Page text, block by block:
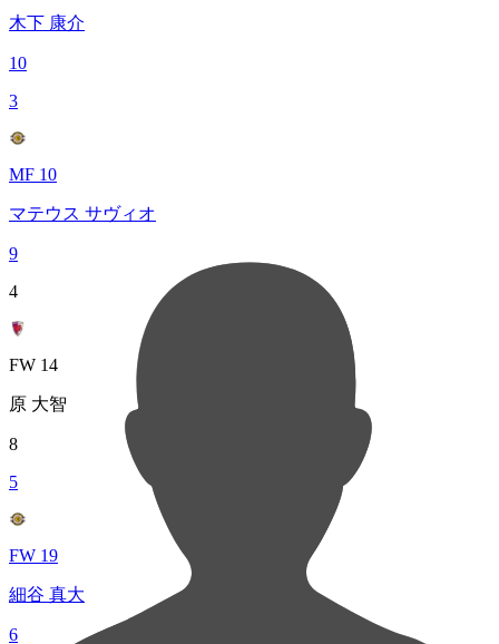
木下 康介
10
3
MF 10
マテウス サヴィオ
9
4
FW 14
原 大智
8
5
FW 19
細谷 真大
6